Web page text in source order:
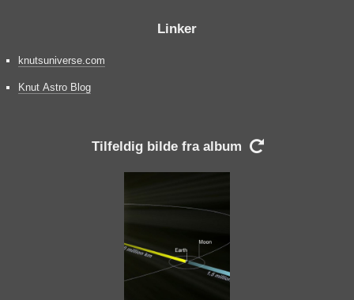
Linker
knutsuniverse.com
Knut Astro Blog
Tilfeldig bilde fra album 